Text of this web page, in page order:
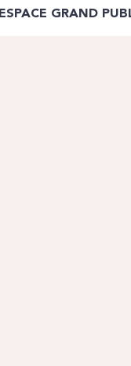
ESPACE GRAND